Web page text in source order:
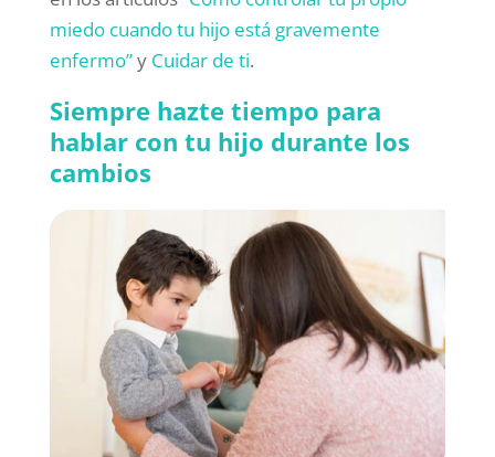
miedo cuando tu hijo está gravemente
enfermo”y Cuidar de ti.
Siempre hazte tiempo para
hablar con tu hijo durante los
cambios